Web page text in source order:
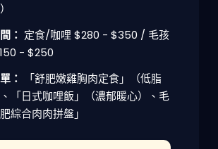
： 定食/咖哩 $280 - $350 / 毛孩
- $250
：
「舒肥嫩雞胸肉定食」（低脂
「日式咖哩飯」（濃郁暖心）、毛
綜合肉肉拼盤」